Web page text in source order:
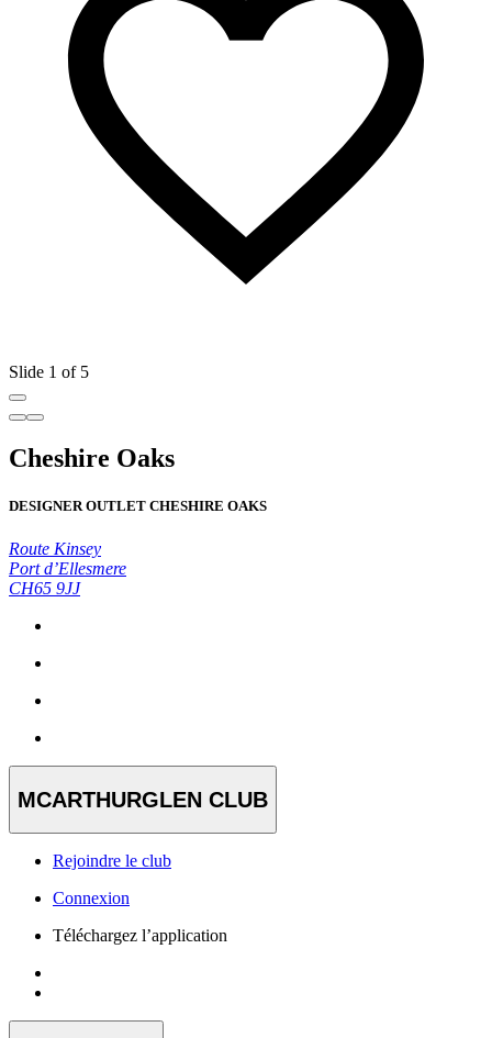
Slide 1 of 5
Cheshire Oaks
DESIGNER OUTLET CHESHIRE OAKS
Route Kinsey
Port d’Ellesmere
CH65 9JJ
MCARTHURGLEN CLUB
Rejoindre le club
Connexion
Téléchargez l’application